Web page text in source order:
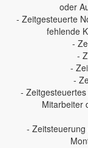
oder
- Zeitgesteuerte
fehlende
-
-
-
-
-
Mitarbeiter
-